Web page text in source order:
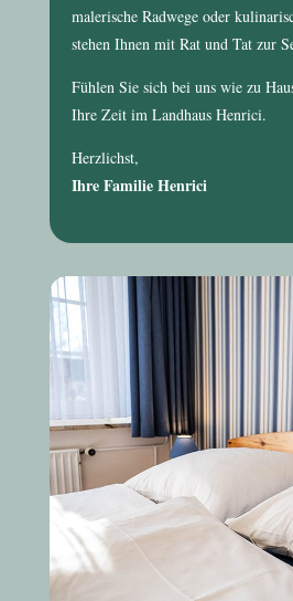
malerische Radwege oder
stehen Ihnen mit Rat und Tat zur
Fühlen Sie sich bei uns wie zu
Ihre Zeit im Landhaus Henrici.
Herzlichst,
Ihre Familie Henrici